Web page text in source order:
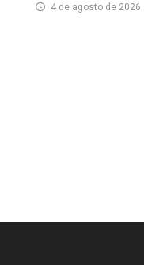
4 de agosto de 2026